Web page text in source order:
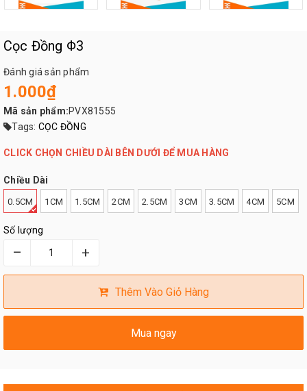
Cọc Đồng Φ3
Đánh giá sản phẩm
1.000₫
Mã sản phẩm:PVX81555
Tags: CỌC ĐỒNG
CLICK CHỌN CHIỀU DÀI BÊN DƯỚI ĐỂ MUA HÀNG
Chiều Dài
0.5CM 1CM 1.5CM 2CM 2.5CM 3CM 3.5CM 4CM 5CM
Số lượng
– +
Thêm Vào Giỏ Hàng
Mua ngay